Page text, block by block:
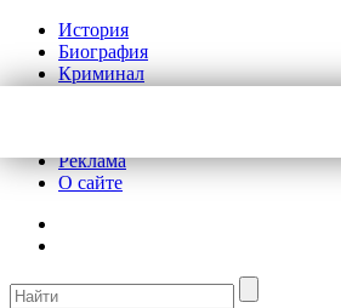
История
Биография
Криминал
Реклама
О сайте